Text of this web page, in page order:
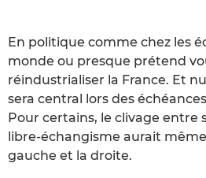
En politique comme chez les
monde ou presque prétend
réindustrialiser la France. Et
sera central lors des
Pour certains, le clivage entre
libre-échangisme aurait
gauche et la droite.